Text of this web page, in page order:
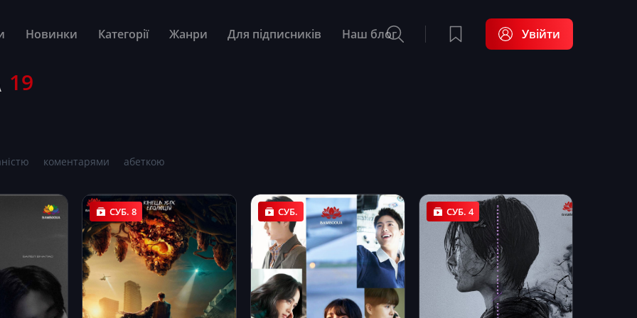
Новинки Категорії Жанри Для підписників Наш блог Увійти
19
коментарями абеткою
СУБ. 8 СУБ. СУБ. 4